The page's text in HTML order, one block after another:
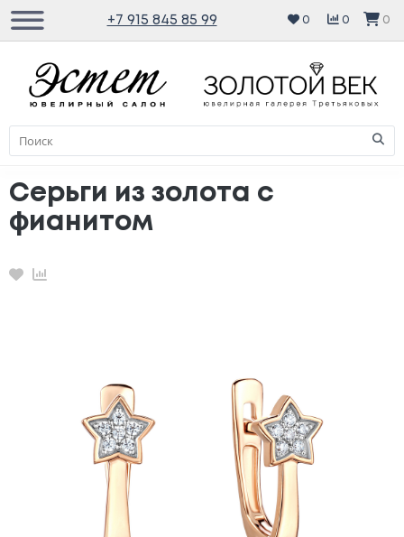
+7 915 845 85 99 0 0 0
Серьги из золота с
фианитом
Избранное
Сравнение